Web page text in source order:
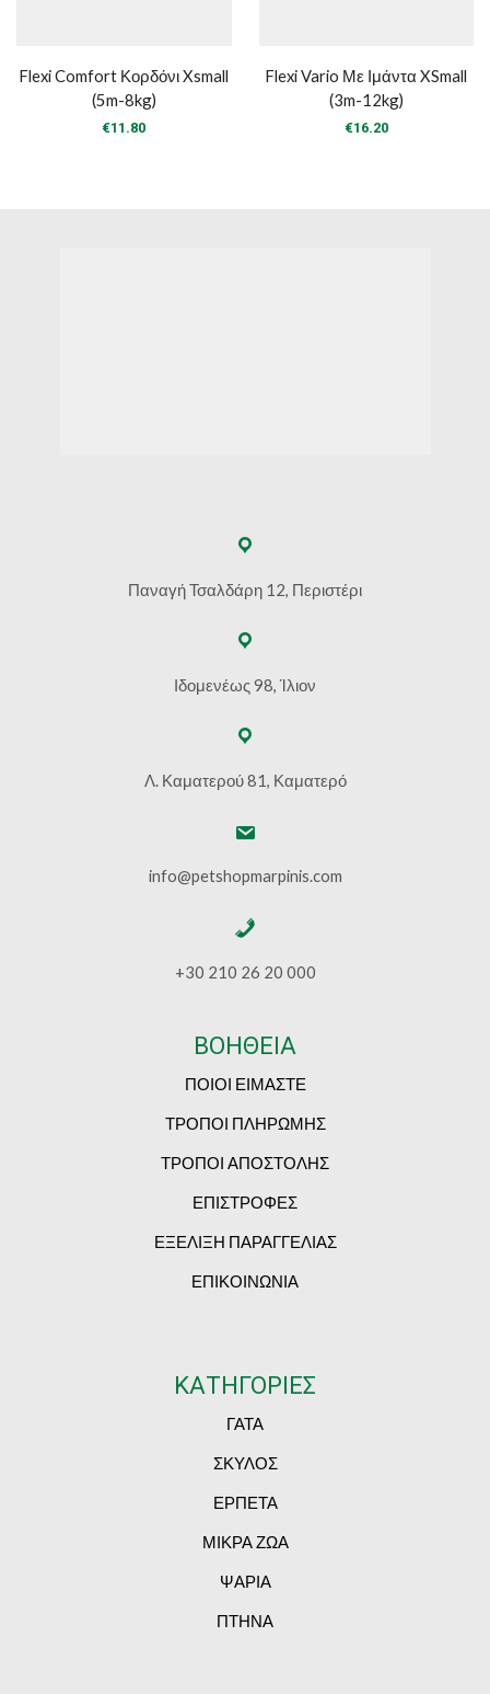
Flexi Comfort Κορδόνι Xsmall
(5m-8kg)
€11.80
Flexi Vario Με Ιμάντα XSmall
(3m-12kg)
€16.20
Παναγή Τσαλδάρη 12, Περιστέρι
Ιδομενέως 98, Ίλιον
Λ. Καματερού 81, Καματερό
info@petshopmarpinis.com
+30 210 26 20 000
ΒΟΗΘΕΙΑ
ΠΟΙΟΙ ΕΙΜΑΣΤΕ
ΤΡΟΠΟΙ ΠΛΗΡΩΜΗΣ
ΤΡΟΠΟΙ ΑΠΟΣΤΟΛΗΣ
ΕΠΙΣΤΡΟΦΕΣ
ΕΞΕΛΙΞΗ ΠΑΡΑΓΓΕΛΙΑΣ
ΕΠΙΚΟΙΝΩΝΙΑ
ΚΑΤΗΓΟΡΙΕΣ
ΓΑΤΑ
ΣΚΥΛΟΣ
ΕΡΠΕΤΑ
ΜΙΚΡΑ ΖΩΑ
ΨΑΡΙΑ
ΠΤΗΝΑ